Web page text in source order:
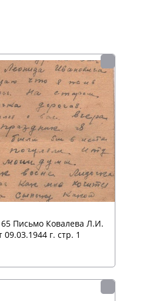
Письмо Ковалева Л.И.
г. стр. 1